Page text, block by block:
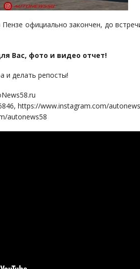
официально закончен, до
Вас, фото и видео отчет!
и делать репосты!
https://www.instagram.com/
autonews58